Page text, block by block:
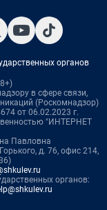
органов
в сфере связи,
(Роскомнадзор)
от 06.02.2023 г.
"ИНТЕРНЕТ
Павловна
д. 76, офис 214,
органов: